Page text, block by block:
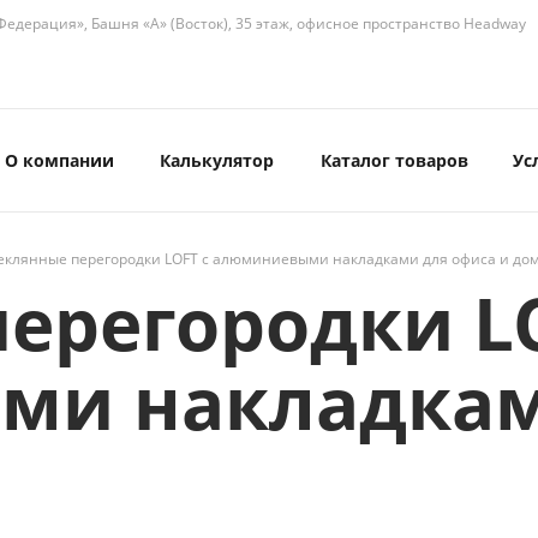
Башня «А» (Восток), 35 этаж, офисное пространство Headway
О компании Калькулятор Каталог товаров
перегородки LOFT с алюминиевыми накладками для офиса и